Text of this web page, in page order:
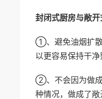
封闭式厨房与敞开
①、避免油烟扩散
以更容易保持干净
②、不会因为做成
种情况，做成了敞